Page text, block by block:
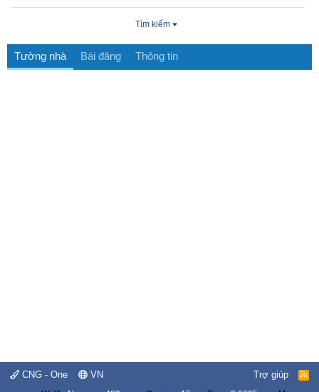
Tìm kiếm
Tường nhà Bài đăng Thông tin
CNG - One VN Trợ giúp
R